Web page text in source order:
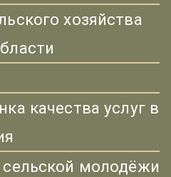
хозяйства
качества услуг в
молодёжи